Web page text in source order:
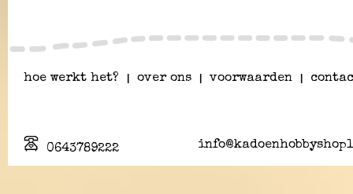
hoe werkt het? over ons voorwaarden
0643789222